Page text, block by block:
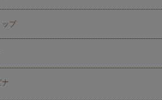
ップ
ナ